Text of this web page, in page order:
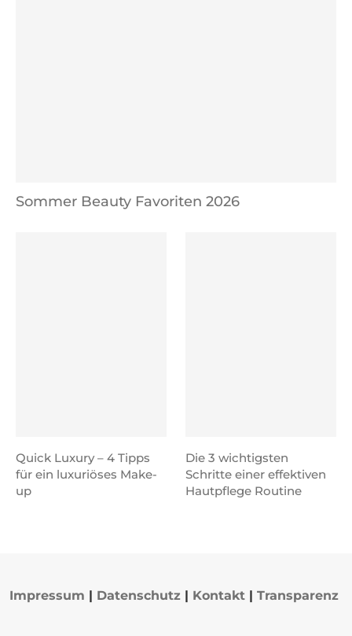
Sommer Beauty Favoriten 2026
Quick Luxury – 4 Tipps
für ein luxuriöses Make-
up
Die 3 wichtigsten
Schritte einer effektiven
Hautpflege Routine
Impressum | Datenschutz | Kontakt | Transparenz